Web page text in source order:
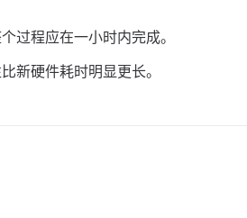
过程应在一小时内完成。
新硬件耗时明显更长。